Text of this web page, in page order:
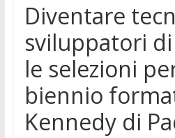
Diventare
sviluppatori di
le selezioni
biennio
Kennedy di